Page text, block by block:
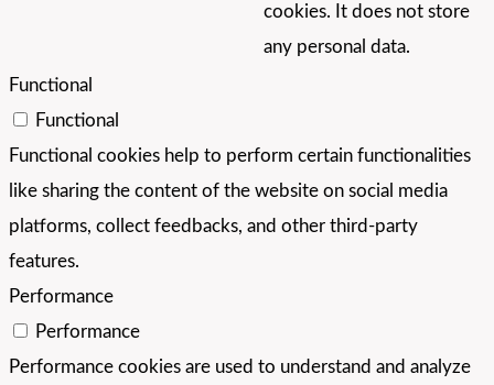
cookies. It does not store
any personal data.
Functional
Functional
Functional cookies help to perform certain functionalities
like sharing the content of the website on social media
platforms, collect feedbacks, and other third-party
features.
Performance
Performance
Performance cookies are used to understand and analyze